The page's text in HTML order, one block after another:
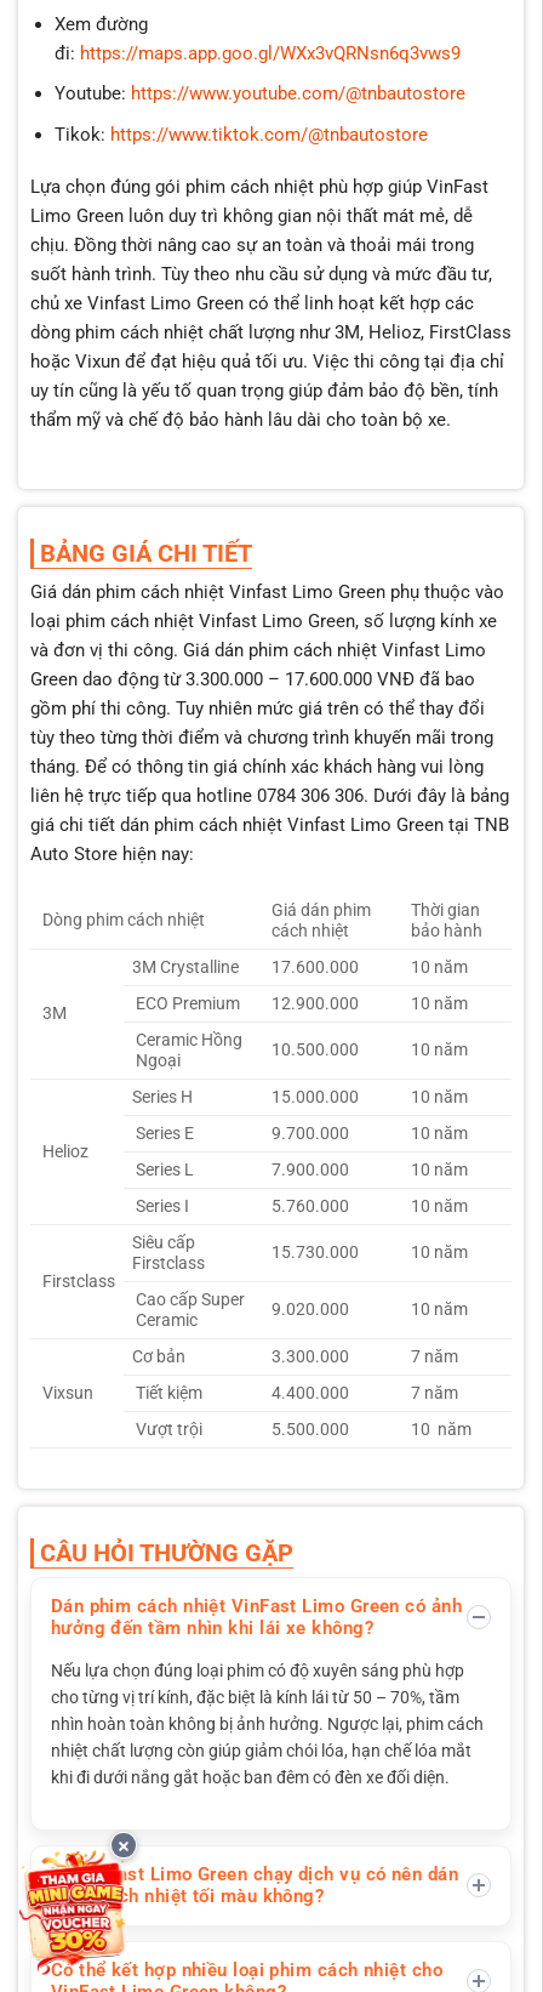
Xem đường
đi: https://maps.app.goo.gl/WXx3vQRNsn6q3vws9
Youtube: https://www.youtube.com/@tnbautostore
Tikok: https://www.tiktok.com/@tnbautostore
Lựa chọn đúng gói phim cách nhiệt phù hợp giúp VinFast
Limo Green luôn duy trì không gian nội thất mát mẻ, dễ
chịu. Đồng thời nâng cao sự an toàn và thoải mái trong
suốt hành trình. Tùy theo nhu cầu sử dụng và mức đầu tư,
chủ xe Vinfast Limo Green có thể linh hoạt kết hợp các
dòng phim cách nhiệt chất lượng như 3M, Helioz, FirstClass
hoặc Vixun để đạt hiệu quả tối ưu. Việc thi công tại địa chỉ
uy tín cũng là yếu tố quan trọng giúp đảm bảo độ bền, tính
thẩm mỹ và chế độ bảo hành lâu dài cho toàn bộ xe.
BẢNG GIÁ CHI TIẾT
Giá dán phim cách nhiệt Vinfast Limo Green phụ thuộc vào
loại phim cách nhiệt Vinfast Limo Green, số lượng kính xe
và đơn vị thi công. Giá dán phim cách nhiệt Vinfast Limo
Green dao động từ 3.300.000 – 17.600.000 VNĐ đã bao
gồm phí thi công. Tuy nhiên mức giá trên có thể thay đổi
tùy theo từng thời điểm và chương trình khuyến mãi trong
tháng. Để có thông tin giá chính xác khách hàng vui lòng
liên hệ trực tiếp qua hotline 0784 306 306. Dưới đây là bảng
giá chi tiết dán phim cách nhiệt Vinfast Limo Green tại TNB
Auto Store hiện nay:
Dòng phim cách nhiệt
Giá dán phim
cách nhiệt
Thời gian
bảo hành
3M
3M Crystalline 17.600.000
10 năm
ECO Premium
12.900.000
10 năm
Ceramic Hồng
Ngoại
10.500.000 10 năm
Helioz
Series H 15.000.000
10 năm
Series E
9.700.000
10 năm
Series L
7.900.000
10 năm
Series I
5.760.000 10 năm
Firstclass
Siêu cấp
Firstclass
15.730.000 10 năm
Cao cấp Super
Ceramic
9.020.000 10 năm
Vixsun
Cơ bản 3.300.000
7 năm
Tiết kiệm
4.400.000
7 năm
Vượt trội
5.500.000 10 năm
CÂU HỎI THƯỜNG GẶP
Dán phim cách nhiệt VinFast Limo Green có ảnh
hưởng đến tầm nhìn khi lái xe không?
Nếu lựa chọn đúng loại phim có độ xuyên sáng phù hợp
cho từng vị trí kính, đặc biệt là kính lái từ 50 – 70%, tầm
nhìn hoàn toàn không bị ảnh hưởng. Ngược lại, phim cách
nhiệt chất lượng còn giúp giảm chói lóa, hạn chế lóa mắt
khi đi dưới nắng gắt hoặc ban đêm có đèn xe đối diện.
Xe VinFast Limo Green chạy dịch vụ có nên dán
phim cách nhiệt tối màu không?
Có thể kết hợp nhiều loại phim cách nhiệt cho